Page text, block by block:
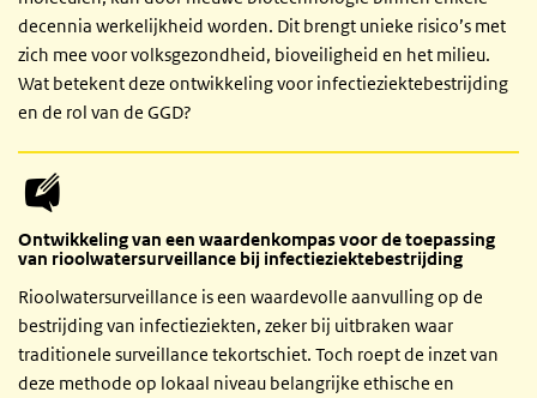
decennia werkelijkheid worden. Dit brengt unieke risico’s met
zich mee voor volksgezondheid, bioveiligheid en het milieu.
Wat betekent deze ontwikkeling voor infectieziektebestrijding
en de rol van de GGD?
Ontwikkeling van een waardenkompas voor de toepassing
van rioolwatersurveillance bij infectieziektebestrijding
Rioolwatersurveillance is een waardevolle aanvulling op de
bestrijding van infectieziekten, zeker bij uitbraken waar
traditionele surveillance tekortschiet. Toch roept de inzet van
deze methode op lokaal niveau belangrijke ethische en